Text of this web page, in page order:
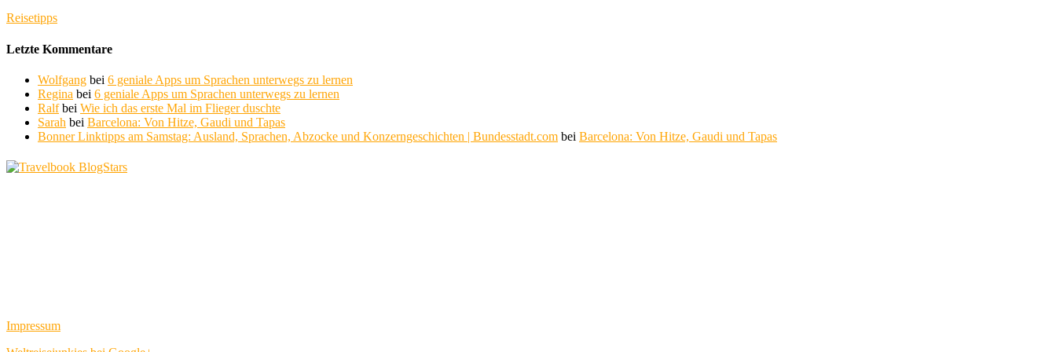
Reisetipps
Letzte Kommentare
Wolfgang bei 6 geniale Apps um Sprachen unterwegs zu lernen
Regina bei 6 geniale Apps um Sprachen unterwegs zu lernen
Ralfbei Wie ich das erste Mal im Flieger duschte
Sarah bei Barcelona: Von Hitze, Gaudi und Tapas
Bonner Linktipps am Samstag: Ausland, Sprachen, Abzocke und Konzerngeschichten | Bundesstadt.com bei Barcelona: Von Hitze, Gaudi und Tapas
Impressum